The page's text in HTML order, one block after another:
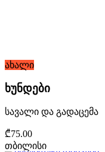
ახალი
ხუნდები
სავალი და გადაცემა
₾75.00
თბილისი